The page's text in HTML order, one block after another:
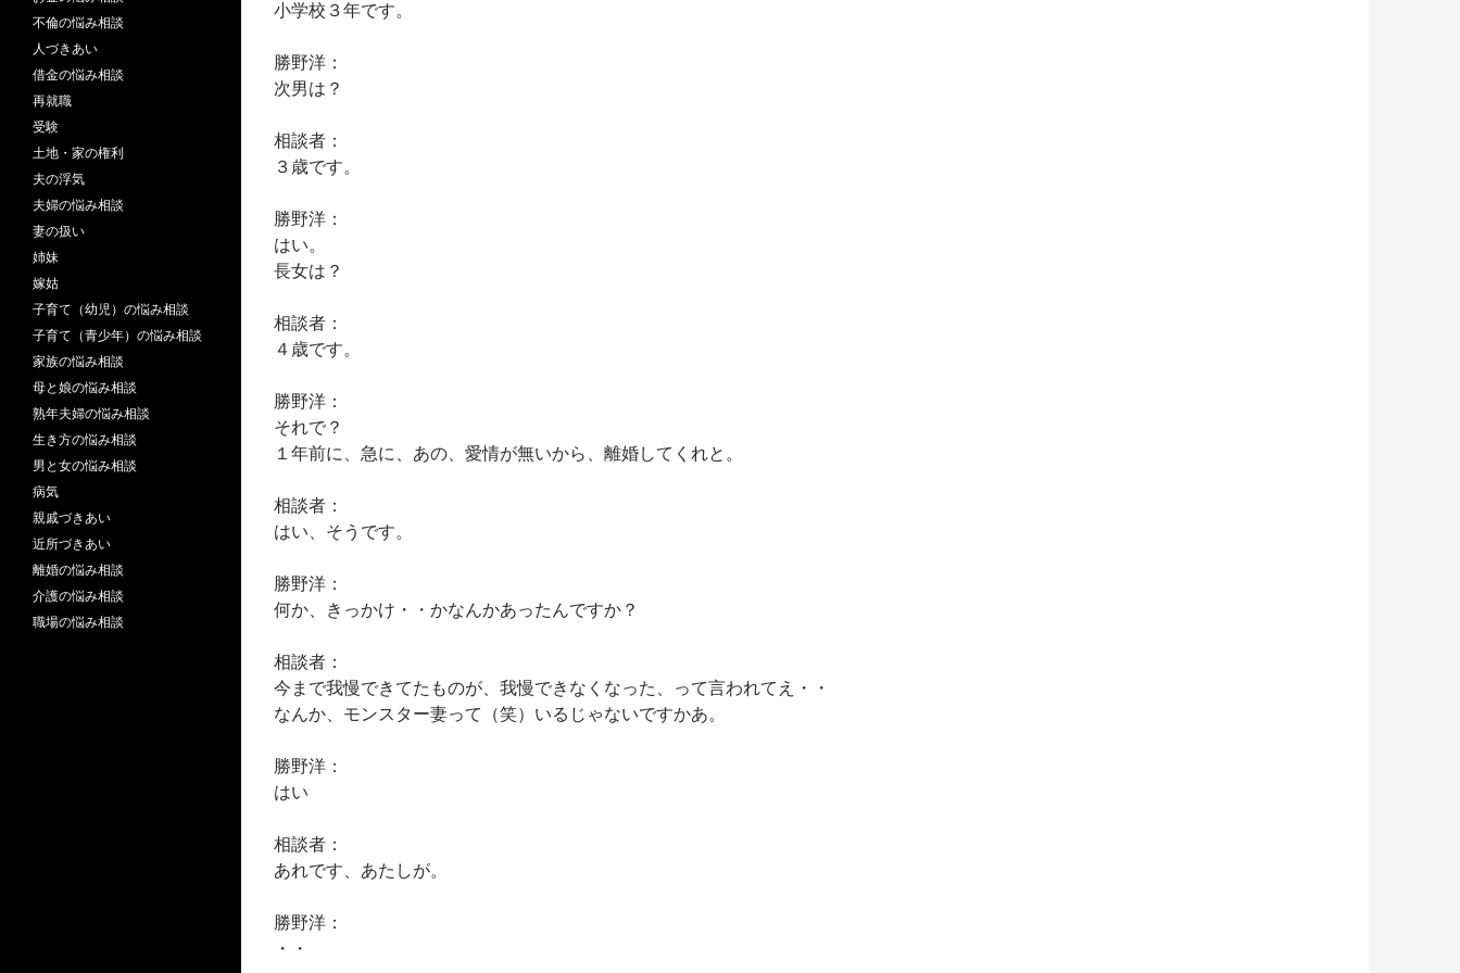
小学校３年です。
勝野洋：
次男は？
相談者：
３歳です。
勝野洋：
はい。
長女は？
相談者：
４歳です。
勝野洋：
それで？
１年前に、急に、あの、愛情が無いから、離婚してくれと。
相談者：
はい、そうです。
勝野洋：
何か、きっかけ・・かなんかあったんですか？
相談者：
今まで我慢できてたものが、我慢できなくなった、って言われてえ・・
なんか、モンスター妻って（笑）いるじゃないですかあ。
勝野洋：
はい
相談者：
あれです、あたしが。
勝野洋：
・・
不倫の悩み相談
人づきあい
借金の悩み相談
再就職
受験
土地・家の権利
夫の浮気
夫婦の悩み相談
妻の扱い
姉妹
嫁姑
子育て（幼児）の悩み相談
子育て（青少年）の悩み相談
家族の悩み相談
母と娘の悩み相談
熟年夫婦の悩み相談
生き方の悩み相談
男と女の悩み相談
病気
親戚づきあい
近所づきあい
離婚の悩み相談
介護の悩み相談
職場の悩み相談